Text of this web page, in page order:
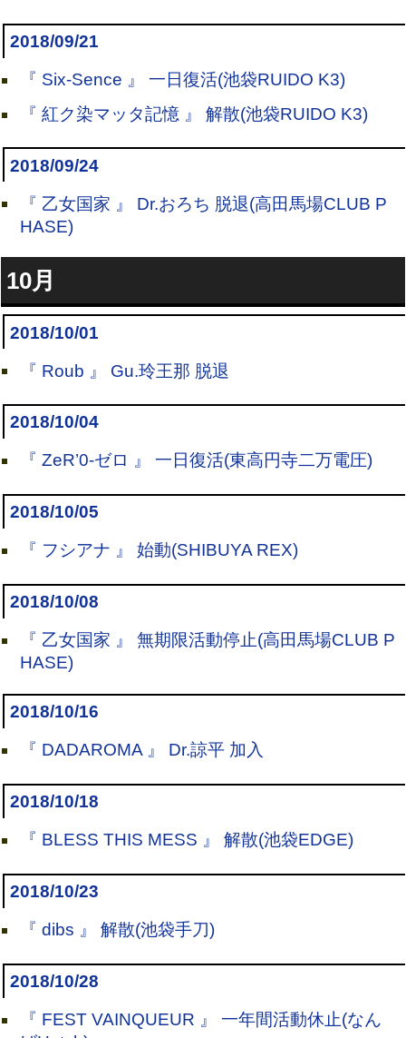
2018/09/21
『 Six-Sence 』 一日復活(池袋RUIDO K3)
『 紅ク染マッタ記憶 』 解散(池袋RUIDO K3)
2018/09/24
『 乙女国家 』 Dr.おろち 脱退(高田馬場CLUB P
HASE)
10月
2018/10/01
『 Roub 』 Gu.玲王那 脱退
2018/10/04
『 ZeR’0-ゼロ 』 一日復活(東高円寺二万電圧)
2018/10/05
『 フシアナ 』 始動(SHIBUYA REX)
2018/10/08
『 乙女国家 』 無期限活動停止(高田馬場CLUB P
HASE)
2018/10/16
『 DADAROMA 』 Dr.諒平 加入
2018/10/18
『 BLESS THIS MESS 』 解散(池袋EDGE)
2018/10/23
『 dibs 』 解散(池袋手刀)
2018/10/28
『 FEST VAINQUEUR 』 一年間活動休止(なん